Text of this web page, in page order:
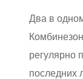
Два в
регулярно
последних